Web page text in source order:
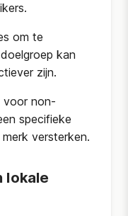
om te
kan
zijn.
voor non-
specifieke
versterken.
lokale